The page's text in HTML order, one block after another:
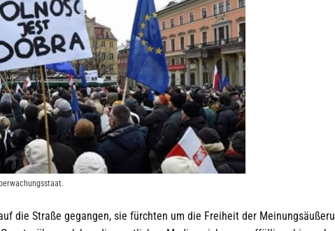
die Straße gegangen, sie fürchten um die Freiheit der